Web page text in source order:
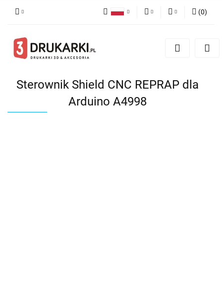
English
Zarejestruj się
(0)
Sterownik Shield CNC REPRAP dla
Arduino A4998